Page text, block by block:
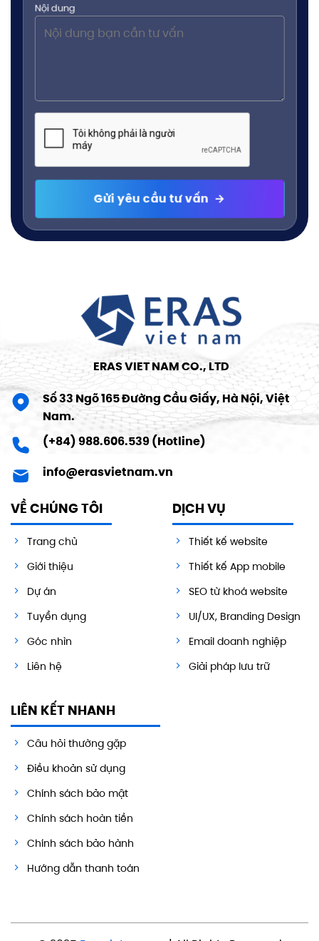
Nội dung
ERAS VIET NAM CO., LTD
Số 33 Ngõ 165 Đường Cầu Giấy, Hà Nội, Việt
Nam.
(+84) 988.606.539 (Hotline)
info@erasvietnam.vn
VỀ CHÚNG TÔI
Trang chủ
Giới thiệu
Dự án
Tuyển dụng
Góc nhìn
Liên hệ
DỊCH VỤ
Thiết kế website
Thiết kế App mobile
SEO từ khoá website
UI/UX, Branding Design
Email doanh nghiệp
Giải pháp lưu trữ
LIÊN KẾT NHANH
Câu hỏi thường gặp
Điều khoản sử dụng
Chính sách bảo mật
Chính sách hoàn tiền
Chính sách bảo hành
Hướng dẫn thanh toán